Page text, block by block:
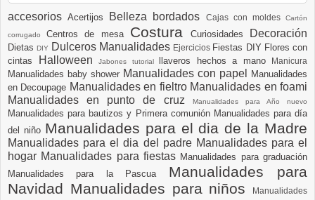
accesoriosAcertijos Belleza bordados Cajas con moldesCartón
corrugadoCentros de mesa Costura Curiosidades Decoración
DietasDIY Dulceros Manualidades Ejercicios Fiestas DIY Flores con
cintas
Halloween Jabones tutorial llaveros hechos a mano Manicura
Manualidades baby shower Manualidades con papel
Manualidades
en Decoupage Manualidades en fieltro Manualidades en foami
Manualidades en punto de cruz
Manualidades para Año nuevo
Manualidades para bautizos y Primera comunión Manualidades para día
del niño Manualidades para el dia de la Madre
Manualidades para el dia del padre Manualidades para el
hogar Manualidades para fiestas Manualidades para graduación
Manualidades para la Pascua Manualidades para
Navidad Manualidades para niños
Manualidades